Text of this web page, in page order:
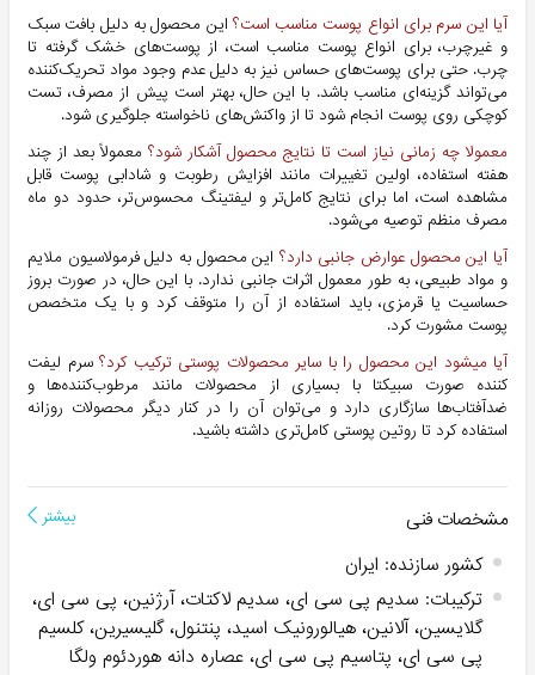
آیا این سرم برای انواع پوست مناسب است؟ این محصول به دلیل بافت سبک
و غیرچرب، برای انواع پوست مناسب است، از پوست‌های خشک گرفته تا
چرب. حتی برای پوست‌های حساس نیز به دلیل عدم وجود مواد تحریک‌کننده
می‌تواند گزینه‌ای مناسب باشد. با این حال، بهتر است پیش از مصرف، تست
کوچکی روی پوست انجام شود تا از واکنش‌های ناخواسته جلوگیری شود.
معمولا چه زمانی نیاز است تا نتایج محصول آشکار شود؟ معمولاً بعد از چند
هفته استفاده، اولین تغییرات مانند افزایش رطوبت و شادابی پوست قابل
مشاهده است، اما برای نتایج کامل‌تر و لیفتینگ محسوس‌تر، حدود دو ماه
مصرف منظم توصیه می‌شود.
آیا این محصول عوارض جانبی دارد؟ این محصول به دلیل فرمولاسیون ملایم
و مواد طبیعی، به طور معمول اثرات جانبی ندارد. با این حال، در صورت بروز
حساسیت یا قرمزی، باید استفاده از آن را متوقف کرد و با یک متخصص
پوست مشورت کرد.
آیا میشود این محصول را با سایر محصولات پوستی ترکیب کرد؟ سرم لیفت
کننده صورت سبیکتا با بسیاری از محصولات مانند مرطوب‌کننده‌ها و
ضدآفتاب‌ها سازگاری دارد و می‌توان آن را در کنار دیگر محصولات روزانه
استفاده کرد تا روتین پوستی کامل‌تری داشته باشید.
مشخصات فنی بیشتر
کشور سازنده: ایران
ترکیبات: سدیم پی سی ای، سدیم لاکتات، آرژنین، پی سی ای،
گلایسین، آلانین، هیالورونیک اسید، پنتنول، گلیسیرین، کلسیم
پی سی ای، پتاسیم پی سی ای، عصاره دانه هوردئوم ولگا